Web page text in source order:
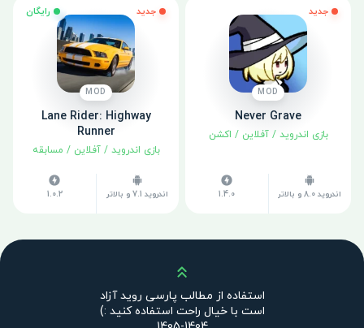
جدید
MOD
Never Grave
بازی اندروید /آفلاین / اکشن
اندروید 8.0 و بالاتر 1.4.0
جدید رایگان
MOD
Lane Rider: Highway
Runner
بازی اندروید /آفلاین / مسابقه
اندروید 7.1 و بالاتر 1.0.2
بالا
استفاده از مطالب پارسی روید آزاد
است با خیال راحت استفاده کنید :)